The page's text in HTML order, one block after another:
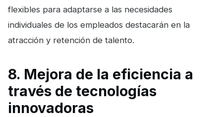
flexibles para adaptarse a las necesidades
individuales de los empleados destacarán en la
atracción y retención de talento.
8. Mejora de la eficiencia a
través de tecnologías
innovadoras